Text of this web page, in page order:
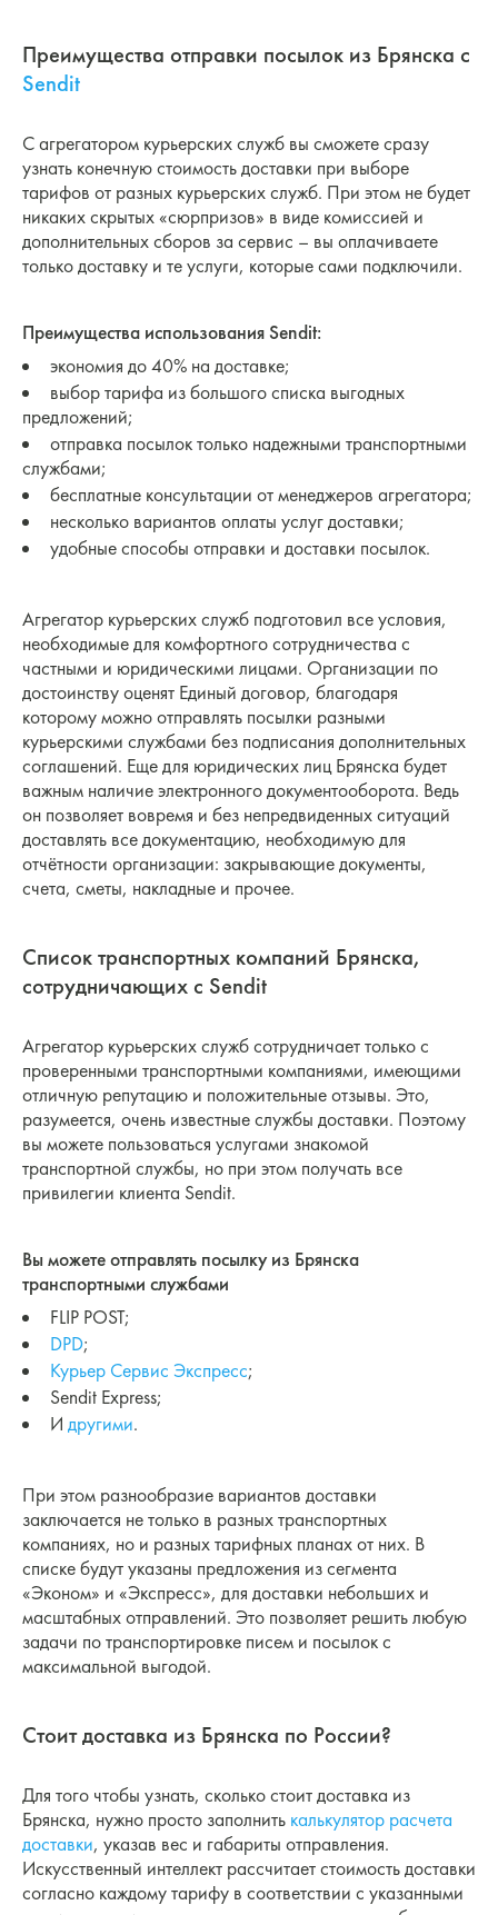
Преимущества отправки посылок из Брянска с
Sendit
С агрегатором курьерских служб вы сможете сразу
узнать конечную стоимость доставки при выборе
тарифов от разных курьерских служб. При этом не будет
никаких скрытых «сюрпризов» в виде комиссией и
дополнительных сборов за сервис – вы оплачиваете
только доставку и те услуги, которые сами подключили.
Преимущества использования Sendit:
экономия до 40% на доставке;
выбор тарифа из большого списка выгодных
предложений;
отправка посылок только надежными транспортными
службами;
бесплатные консультации от менеджеров агрегатора;
несколько вариантов оплаты услуг доставки;
удобные способы отправки и доставки посылок.
Агрегатор курьерских служб подготовил все условия,
необходимые для комфортного сотрудничества с
частными и юридическими лицами. Организации по
достоинству оценят Единый договор, благодаря
которому можно отправлять посылки разными
курьерскими службами без подписания дополнительных
соглашений. Еще для юридических лиц Брянска будет
важным наличие электронного документооборота. Ведь
он позволяет вовремя и без непредвиденных ситуаций
доставлять все документацию, необходимую для
отчётности организации: закрывающие документы,
счета, сметы, накладные и прочее.
Список транспортных компаний Брянска,
сотрудничающих с Sendit
Агрегатор курьерских служб сотрудничает только с
проверенными транспортными компаниями, имеющими
отличную репутацию и положительные отзывы. Это,
разумеется, очень известные службы доставки. Поэтому
вы можете пользоваться услугами знакомой
транспортной службы, но при этом получать все
привилегии клиента Sendit.
Вы можете отправлять посылку из Брянска
транспортными службами
FLIP POST;
DPD;
Курьер Сервис Экспресс;
Sendit Express;
И другими.
При этом разнообразие вариантов доставки
заключается не только в разных транспортных
компаниях, но и разных тарифных планах от них. В
списке будут указаны предложения из сегмента
«Эконом» и «Экспресс», для доставки небольших и
масштабных отправлений. Это позволяет решить любую
задачи по транспортировке писем и посылок с
максимальной выгодой.
Стоит доставка из Брянска по России?
Для того чтобы узнать, сколько стоит доставка из
Брянска, нужно просто заполнить калькулятор расчета
доставки, указав вес и габариты отправления.
Искусственный интеллект рассчитает стоимость доставки
согласно каждому тарифу в соответствии с указанными